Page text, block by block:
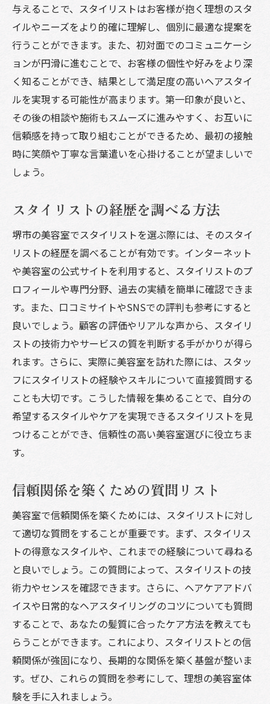
与えることで、スタイリストはお客様が抱く理想のスタ
イルやニーズをより的確に理解し、個別に最適な提案を
行うことができます。また、初対面でのコミュニケーシ
ョンが円滑に進むことで、お客様の個性や好みをより深
く知ることができ、結果として満足度の高いヘアスタイ
ルを実現する可能性が高まります。第一印象が良いと、
その後の相談や施術もスムーズに進みやすく、お互いに
信頼感を持って取り組むことができるため、最初の接触
時に笑顔や丁寧な言葉遣いを心掛けることが望ましいで
しょう。
スタイリストの経歴を調べる方法
堺市の美容室でスタイリストを選ぶ際には、そのスタイ
リストの経歴を調べることが有効です。インターネット
や美容室の公式サイトを利用すると、スタイリストのプ
ロフィールや専門分野、過去の実績を簡単に確認できま
す。また、口コミサイトやSNSでの評判も参考にすると
良いでしょう。顧客の評価やリアルな声から、スタイリ
ストの技術力やサービスの質を判断する手がかりが得ら
れます。さらに、実際に美容室を訪れた際には、スタッ
フにスタイリストの経験やスキルについて直接質問する
ことも大切です。こうした情報を集めることで、自分の
希望するスタイルやケアを実現できるスタイリストを見
つけることができ、信頼性の高い美容室選びに役立ちま
す。
信頼関係を築くための質問リスト
美容室で信頼関係を築くためには、スタイリストに対し
て適切な質問をすることが重要です。まず、スタイリス
トの得意なスタイルや、これまでの経験について尋ねる
と良いでしょう。この質問によって、スタイリストの技
術力やセンスを確認できます。さらに、ヘアケアアドバ
イスや日常的なヘアスタイリングのコツについても質問
することで、あなたの髪質に合ったケア方法を教えても
らうことができます。これにより、スタイリストとの信
頼関係が強固になり、長期的な関係を築く基盤が整いま
す。ぜひ、これらの質問を参考にして、理想の美容室体
験を手に入れましょう。